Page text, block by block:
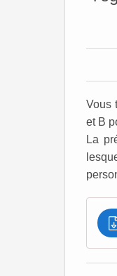
Vous
et B
La